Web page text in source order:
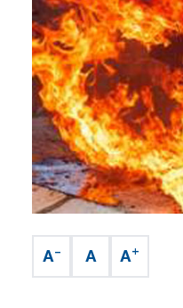
A– A A+